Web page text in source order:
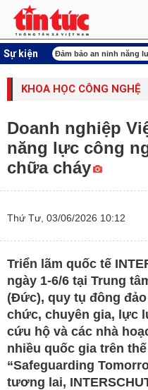
Sự kiện
năng lượng Mỹ - Israel tấn công
KHOA HỌC CÔNG NGHỆ
Doanh nghiệp
năng lực công
chữa cháy
Thứ Tư, 03/06/2026 10:12
Triển lãm quốc tế
ngày 1-6/6 tại Trung
(Đức), quy tụ đông
chức, chuyên gia, lực
cứu hộ và các nhà
nhiều quốc gia trên
“Safeguarding
tương lai,